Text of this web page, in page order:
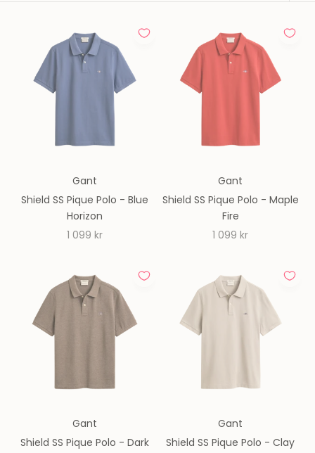
Gant
Shield SS Pique Polo - Blue
Horizon
REA-pris
1 099 kr
Gant
Shield SS Pique Polo - Maple
Fire
REA-pris
1 099 kr
Gant
Shield SS Pique Polo - Dark
Gant
Shield SS Pique Polo - Clay